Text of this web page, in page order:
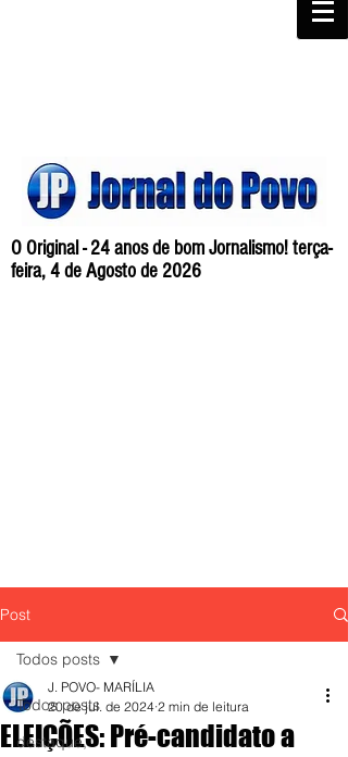
O Original - 24 anos de bom Jornalismo! terça-
feira, 4 de Agosto de 2026
Post
Todos posts
destaque,
Todos posts
ELEIÇÕES: Pré-candidato a
J. POVO- MARÍLIA
20 de jul. de 2024 2 min de leitura